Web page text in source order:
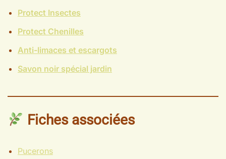
Protect Insectes
Protect Chenilles
Anti-limaces et escargots
Savon noir spécial jardin
Fiches associées
Pucerons